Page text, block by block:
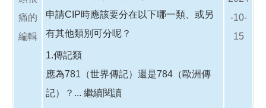
痛的
編輯
申請CIP時應該要分在以下哪一類、或另
有其他類別可分呢？
1.傳記類
應為781（世界傳記）還是784（歐洲傳
記）？... 繼續閱讀
-10-
15